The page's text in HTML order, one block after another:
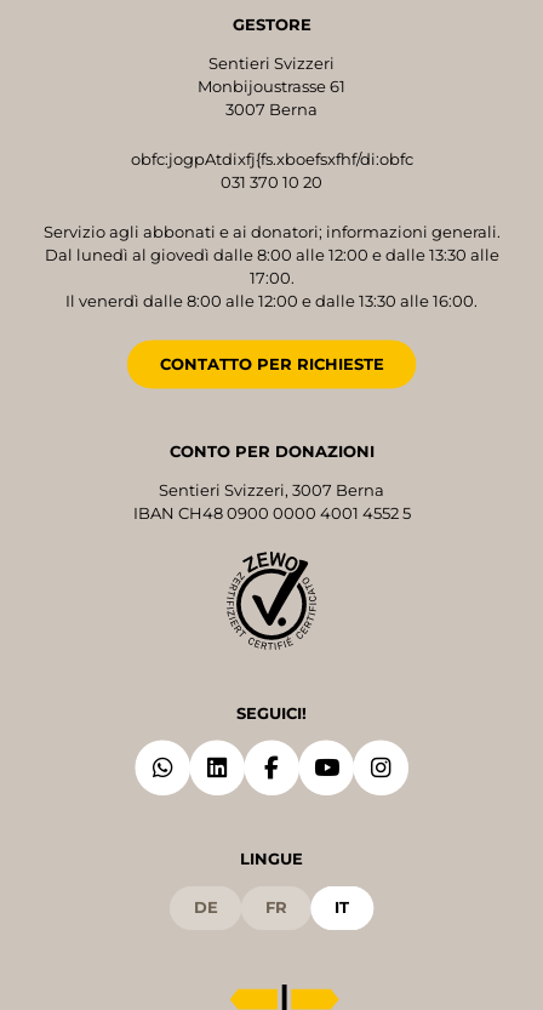
GESTORE
Sentieri Svizzeri
Monbijoustrasse 61
3007 Berna
obfc:jogpAtdixfj{fs.xboefsxfhf/di:obfc
031 370 10 20
Servizio agli abbonati e ai donatori; informazioni generali.
Dal lunedì al giovedì dalle 8:00 alle 12:00 e dalle 13:30 alle
17:00.
Il venerdì dalle 8:00 alle 12:00 e dalle 13:30 alle 16:00.
CONTATTO PER RICHIESTE
CONTO PER DONAZIONI
Sentieri Svizzeri, 3007 Berna
IBAN CH48 0900 0000 4001 4552 5
SEGUICI!
LINGUE
DE FR IT